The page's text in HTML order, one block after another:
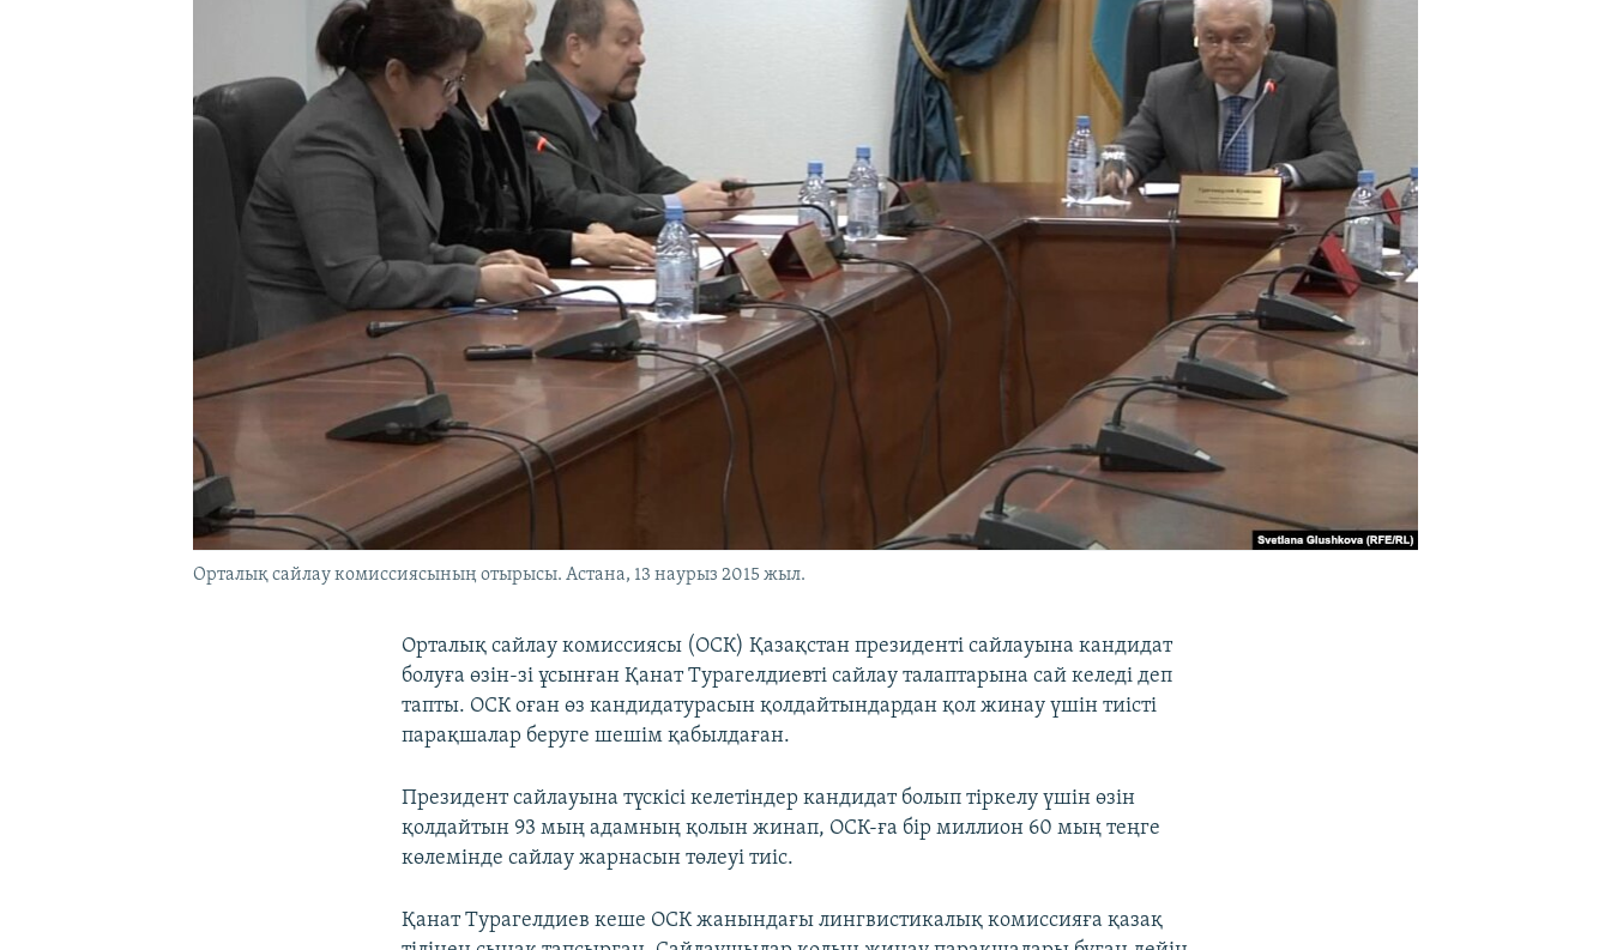
Орталық сайлау комиссиясының отырысы. Астана, 13 наурыз 2015 жыл.
Орталық сайлау комиссиясы (ОСК) Қазақстан президенті сайлауына кандидат
болуға өзін-зі ұсынған Қанат Турагелдиевті сайлау талаптарына сай келеді деп
тапты. ОСК оған өз кандидатурасын қолдайтындардан қол жинау үшін тиісті
парақшалар беруге шешім қабылдаған.
Президент сайлауына түскісі келетіндер кандидат болып тіркелу үшін өзін
қолдайтын 93 мың адамның қолын жинап, ОСК-ға бір миллион 60 мың теңге
көлемінде сайлау жарнасын төлеуі тиіс.
Қанат Турагелдиев кеше ОСК жанындағы лингвистикалық комиссияға қазақ